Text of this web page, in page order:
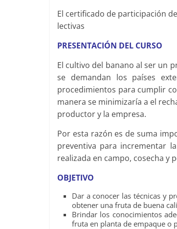
El certificado de participación
lectivas
PRESENTACIÓN DEL CURSO
El cultivo del banano al ser un
se demandan los países
procedimientos para cumplir
manera se minimizaría a el
productor y la empresa.
Por esta razón es de suma
preventiva para incrementar
realizada en campo, cosecha y
OBJETIVO
Dar a conocer las técnicas y
obtener una fruta de buena
Brindar los conocimientos
fruta en planta de empaque o